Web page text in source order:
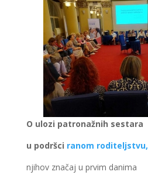
O ulozi patronažnih sestara
u podršci ranom roditeljstvu,
njihov značaj u prvim danima